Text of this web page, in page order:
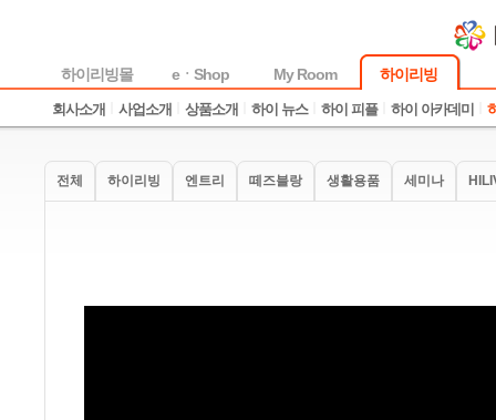
하이리빙몰 eㆍShop My Room 하이리빙
회사소개 사업소개 상품소개 하이 뉴스 하이 피플 하이 아카데미
전체 하이리빙 엔트리 떼즈블랑 생활용품 세미나